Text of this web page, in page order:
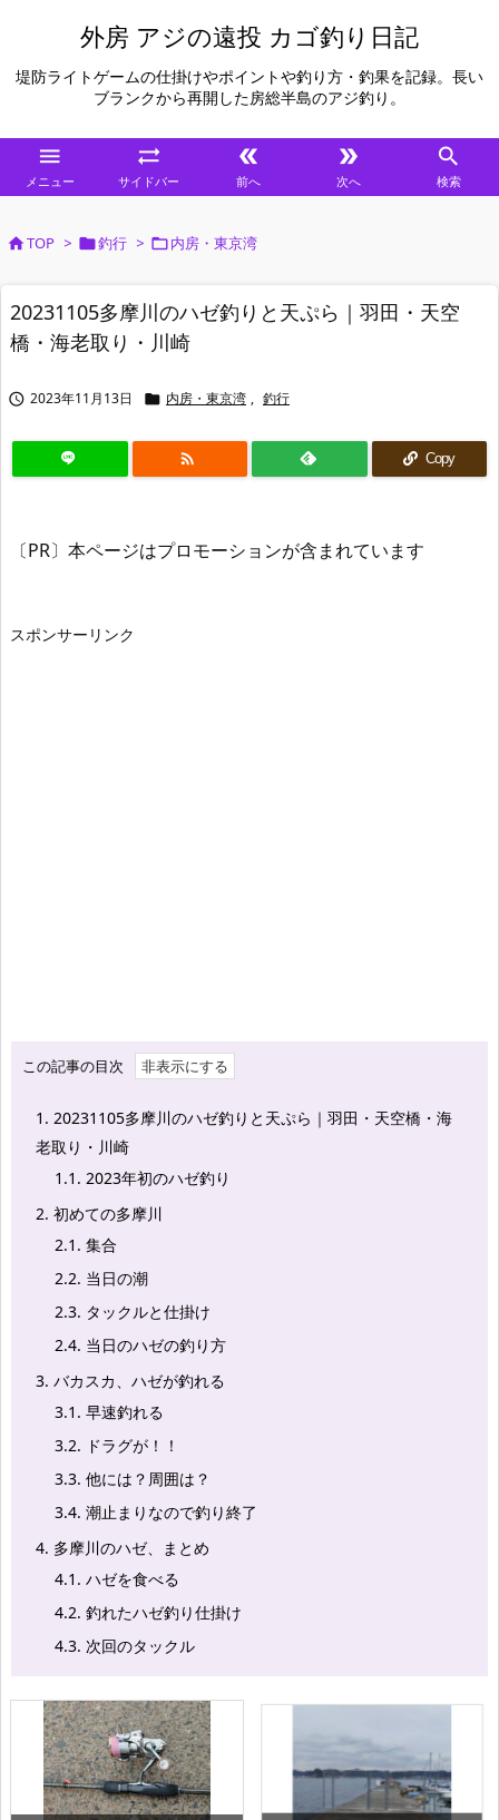
外房 アジの遠投 カゴ釣り日記
堤防ライトゲームの仕掛けやポイントや釣り方・釣果を記録。長い
ブランクから再開した房総半島のアジ釣り。

メニュー

サイドバー

前へ

次へ

検索
TOP > 釣行 > 内房・東京湾
20231105多摩川のハゼ釣りと天ぷら｜羽田・天空
橋・海老取り・川崎
 2023年11月13日  内房・東京湾 , 釣行
 Copy
〔PR〕本ページはプロモーションが含まれています
スポンサーリンク
この記事の目次
1. 20231105多摩川のハゼ釣りと天ぷら｜羽田・天空橋・海
老取り・川崎
1.1. 2023年初のハゼ釣り
2. 初めての多摩川
2.1. 集合
2.2. 当日の潮
2.3. タックルと仕掛け
2.4. 当日のハゼの釣り方
3. バカスカ、ハゼが釣れる
3.1. 早速釣れる
3.2. ドラグが！！
3.3. 他には？周囲は？
3.4. 潮止まりなので釣り終了
4. 多摩川のハゼ、まとめ
4.1. ハゼを食べる
4.2. 釣れたハゼ釣り仕掛け
4.3. 次回のタックル